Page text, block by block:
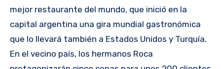
mejor restaurante del mundo, que inició en la
capital argentina una gira mundial gastronómica
que lo llevará también a Estados Unidos y Turquía.
En el vecino país, los hermanos Roca